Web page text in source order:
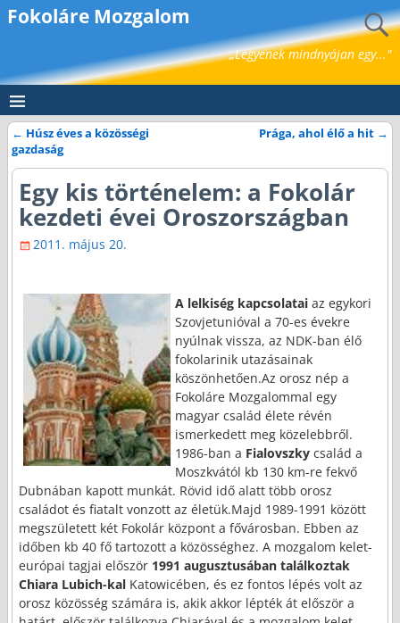
Fokoláre Mozgalom
„Legyenek mindnyájan egy..."
Bejegyzés navigáció
← Húsz éves a közösségi
gazdaság
Prága, ahol élő a hit →
Egy kis történelem: a Fokolár
kezdeti évei Oroszországban
2011. május 20.
A lelkiség kapcsolataiaz egykori
Szovjetunióval a 70-es évekre
nyúlnak vissza, az NDK-ban élő
fokolarinik utazásainak
köszönhetően.Az orosz nép a
Fokoláre Mozgalommal egy
magyar család élete révén
ismerkedett meg közelebbről.
1986-ban a Fialovszkycsalád a
Moszkvától kb 130 km-re fekvő
Dubnában kapott munkát. Rövid idő alatt több orosz
családot és fiatalt vonzott az életük.Majd 1989-1991 között
megszületett két Fokolár központ a fővárosban. Ebben az
időben kb 40 fő tartozott a közösséghez. A mozgalom kelet-
európai tagjai először 1991 augusztusában találkoztak
Chiara Lubich-kal Katowicében, és ez fontos lépés volt az
orosz közösség számára is, akik akkor lépték át először a